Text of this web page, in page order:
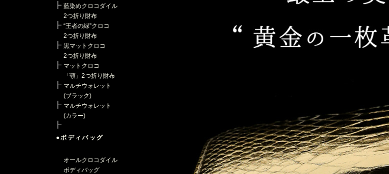
藍染めクロコダイル
2つ折り財布
“王者の緑”クロコ
2つ折り財布
黒マットクロコ
2つ折り財布
マットクロコ
「顎」2つ折り財布
マルチウォレット
(ブラック)
マルチウォレット
(カラー)
●ボディバッグ
オールクロコダイル
ボディバッグ